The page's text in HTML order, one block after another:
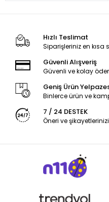
Hızlı Teslimat
Siparişleriniz en kısa
Güvenli Alışveriş
Güvenli ve kolay
Geniş Ürün
Binlerce ürün ve
7 / 24 DESTEK
Öneri ve